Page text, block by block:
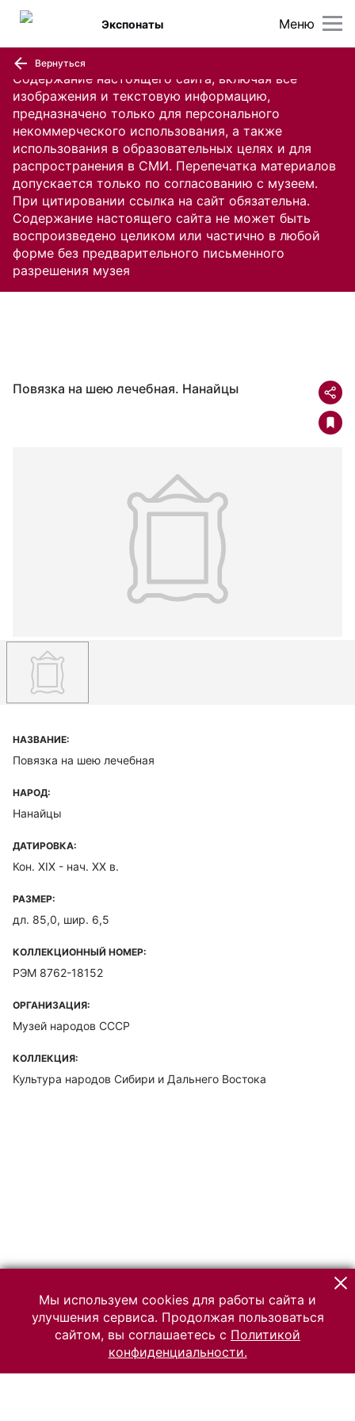
Содержание настоящего сайта, включая все
изображения и текстовую информацию,
предназначено только для персонального
некоммерческого использования, а также
использования в образовательных целях и для
распространения в СМИ. Перепечатка материалов
допускается только по согласованию с музеем.
При цитировании ссылка на сайт обязательна.
Содержание настоящего сайта не может быть
воспроизведено целиком или частично в любой
форме без предварительного письменного
разрешения музея
Меню
Экспонаты
Вернуться
Повязка на шею лечебная. Нанайцы
НАЗВАНИЕ:
Повязка на шею лечебная
НАРОД:
Нанайцы
ДАТИРОВКА:
Кон. ХIХ - нач. ХХ в.
РАЗМЕР:
дл. 85,0, шир. 6,5
КОЛЛЕКЦИОННЫЙ НОМЕР:
РЭМ 8762-18152
ОРГАНИЗАЦИЯ:
Музей народов СССР
КОЛЛЕКЦИЯ:
Культура народов Сибири и Дальнего Востока
Мы используем cookies для работы сайта и
улучшения сервиса. Продолжая пользоваться
сайтом, вы соглашаетесь с Политикой
конфиденциальности.